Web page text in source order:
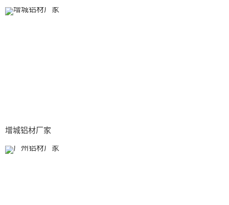
增城铝材厂家